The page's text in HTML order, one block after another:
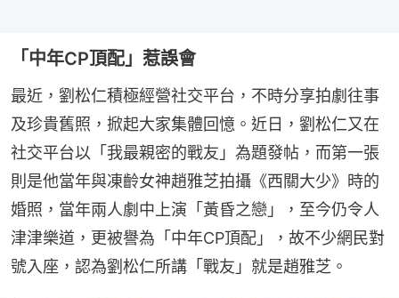
「中年CP頂配」惹誤會
最近，劉松仁積極經營社交平台，不時分享拍劇往事
及珍貴舊照，掀起大家集體回憶。近日，劉松仁又在
社交平台以「我最親密的戰友」為題發帖，而第一張
則是他當年與凍齡女神趙雅芝拍攝《西關大少》時的
婚照，當年兩人劇中上演「黃昏之戀」，至今仍令人
津津樂道，更被譽為「中年CP頂配」，故不少網民對
號入座，認為劉松仁所講「戰友」就是趙雅芝。